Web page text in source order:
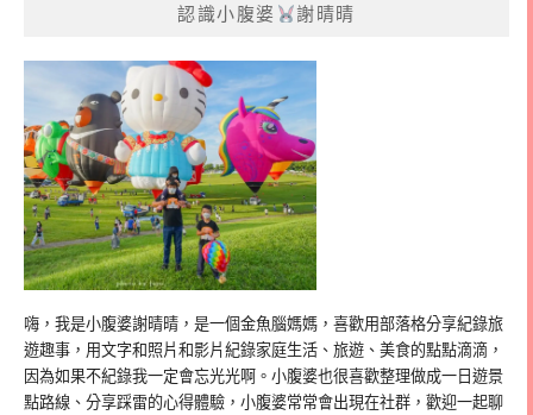
認識小腹婆 謝晴晴
嗨，我是小腹婆謝晴晴，是一個金魚腦媽媽，喜歡用部落格分享紀錄旅
遊趣事，用文字和照片和影片紀錄家庭生活、旅遊、美食的點點滴滴，
因為如果不紀錄我一定會忘光光啊。小腹婆也很喜歡整理做成一日遊景
點路線、分享踩雷的心得體驗，小腹婆常常會出現在社群，歡迎一起聊